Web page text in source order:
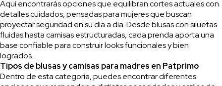
Aquí encontrarás opciones que equilibran cortes actuales con
detalles cuidados, pensadas para mujeres que buscan
proyectar seguridad en su día a día. Desde blusas con siluetas
fluidas hasta camisas estructuradas, cada prenda aporta una
base confiable para construir looks funcionales y bien
logrados.
Tipos de blusas y camisas para madres en Patprimo
Dentro de esta categoría, puedes encontrar diferentes